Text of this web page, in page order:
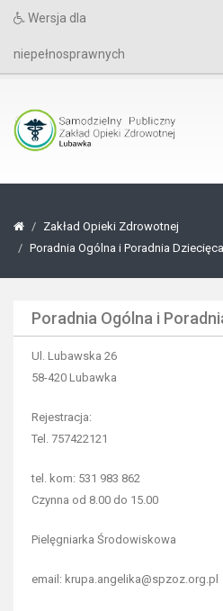
Wersja dla
niepełnosprawnych
Zakład Opieki Zdrowotnej
Poradnia Ogólna i Poradnia Dziecięca
Poradnia Ogólna i
Ul. Lubawska 26
58-420 Lubawka
Rejestracja:
Tel. 757422121
tel. kom: 531 983 862
Czynna od 8.00 do 15.00
Pielęgniarka Środowiskowa
email: krupa.angelika@spzoz.org.pl